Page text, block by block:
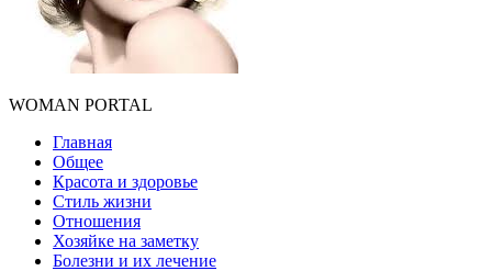
WOMAN PORTAL
Главная
Общее
Красота и здоровье
Стиль жизни
Отношения
Хозяйке на заметку
Болезни и их лечение